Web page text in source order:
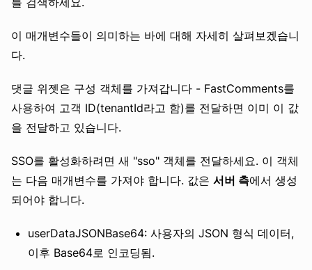
이 매개변수들이 의미하는 바에 대해 자세히 살펴보겠습니
다.
댓글 위젯은 구성 객체를 가져갑니다 - FastComments를
사용하여 고객 ID(tenantId라고 함)를 전달하면 이미 이 값
을 전달하고 있습니다.
SSO를 활성화하려면 새 "sso" 객체를 전달하세요. 이 객체
는 다음 매개변수를 가져야 합니다. 값은 서버 측에서 생성
되어야 합니다.
userDataJSONBase64: 사용자의 JSON 형식 데이터,
이후 Base64로 인코딩됨.